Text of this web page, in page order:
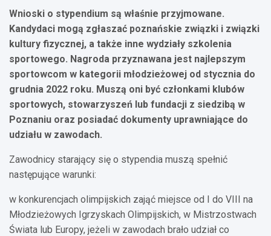
Wnioski o stypendium są właśnie przyjmowane.
Kandydaci mogą zgłaszać poznańskie związki i związki
kultury fizycznej, a także inne wydziały szkolenia
sportowego. Nagroda przyznawana jest najlepszym
sportowcom w kategorii młodzieżowej od stycznia do
grudnia 2022 roku. Muszą oni być członkami klubów
sportowych, stowarzyszeń lub fundacji z siedzibą w
Poznaniu oraz posiadać dokumenty uprawniające do
udziału w zawodach.
Zawodnicy starający się o stypendia muszą spełnić
następujące warunki:
w konkurencjach olimpijskich zająć miejsce od I do VIII na
Młodzieżowych Igrzyskach Olimpijskich, w Mistrzostwach
Świata lub Europy, jeżeli w zawodach brało udział co